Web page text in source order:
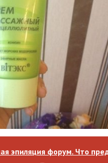
эпиляция форум. Что